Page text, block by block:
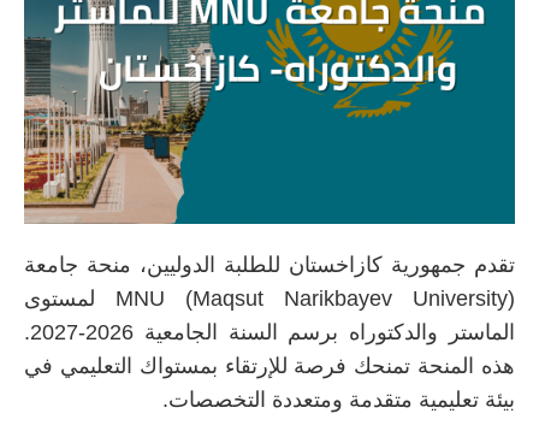
تقدم جمهورية كازاخستان للطلبة الدوليين، منحة جامعة
MNU (Maqsut Narikbayev University) لمستوى
الماستر والدكتوراه برسم السنة الجامعية 2026-2027.
هذه المنحة تمنحك فرصة للإرتقاء بمستواك التعليمي في
بيئة تعليمية متقدمة ومتعددة التخصصات.